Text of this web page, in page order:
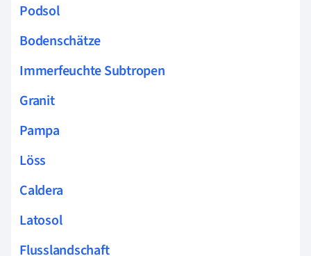
Podsol
Bodenschätze
Immerfeuchte Subtropen
Granit
Pampa
Löss
Caldera
Latosol
Flusslandschaft